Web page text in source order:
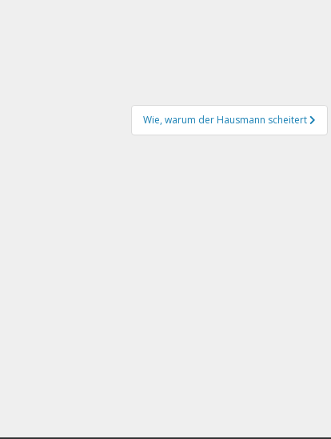
Wie, warum der Hausmann scheitert